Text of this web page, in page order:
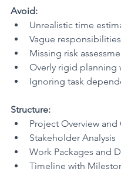
Avoid:
Unrealistic time
Vague responsibilities
Missing risk
Overly rigid
Ignoring task
Structure:
Project Overview and
Stakeholder Analysis
Work Packages and
Timeline with